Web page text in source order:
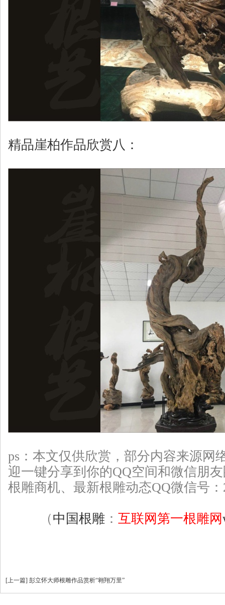
精品崖柏作品欣赏八：
ps：本文仅供欣赏，部分内容来源网
迎一键分享到你的QQ空间和微信朋
根雕商机、最新根雕动态QQ微信号：
（中国根雕 ： 互联网第一根雕网
[上一篇] 彭立怀大师根雕作品赏析“翱翔万里”